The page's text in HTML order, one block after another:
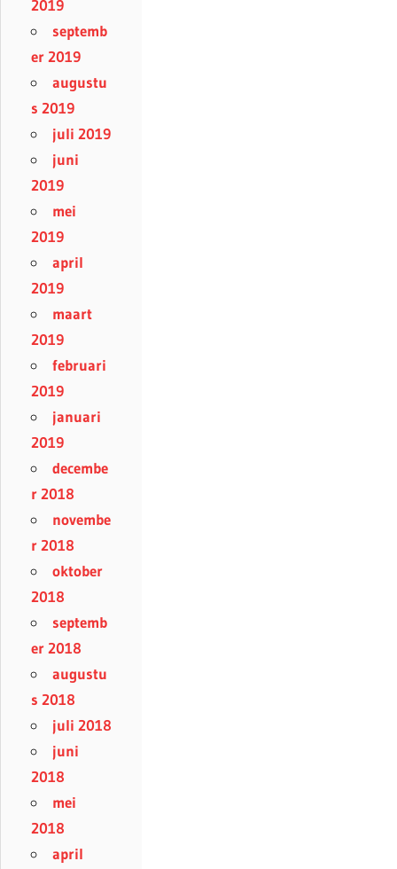
2019
septemb
er 2019
augustu
s 2019
juli 2019
juni
2019
mei
2019
april
2019
maart
2019
februari
2019
januari
2019
decembe
r 2018
novembe
r 2018
oktober
2018
septemb
er 2018
augustu
s 2018
juli 2018
juni
2018
mei
2018
april